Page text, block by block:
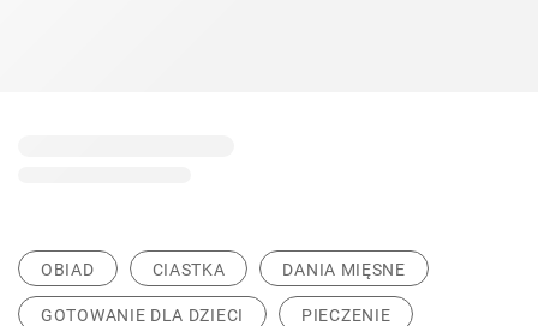
OBIAD CIASTKA DANIA MIĘSNE
GOTOWANIE DLA DZIECI PIECZENIE